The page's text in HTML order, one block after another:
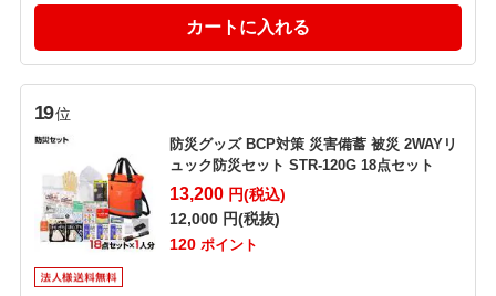
19位
防災グッズ BCP対策 災害備蓄 被災 2WAYリ
ュック防災セット STR-120G 18点セット
13,200円(税込)
12,000円(税抜)
120 ポイント